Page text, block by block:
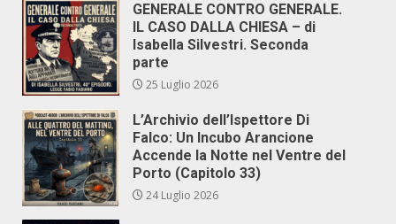
GENERALE CONTRO GENERALE.
IL CASO DALLA CHIESA – di
Isabella Silvestri. Seconda
parte
25 Luglio 2026
L’Archivio dell’Ispettore Di
Falco: Un Incubo Arancione
Accende la Notte nel Ventre del
Porto (Capitolo 33)
24 Luglio 2026